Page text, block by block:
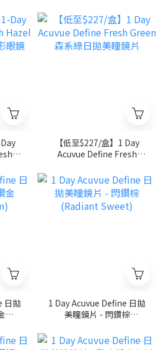
【低至$227/盒】1 Day
Acuvue Define Fresh
日拋
1 Day Acuvue Define 日拋
美瞳鏡片 - 閃鑽棕